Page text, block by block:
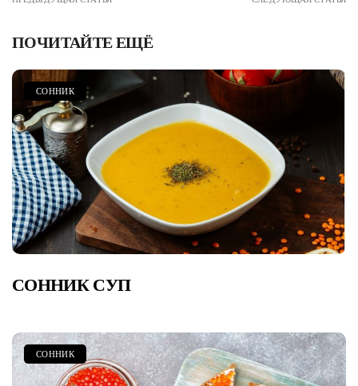
ПОЧИТАЙТЕ ЕЩЁ
СОННИК
СОННИК СУП
СОННИК